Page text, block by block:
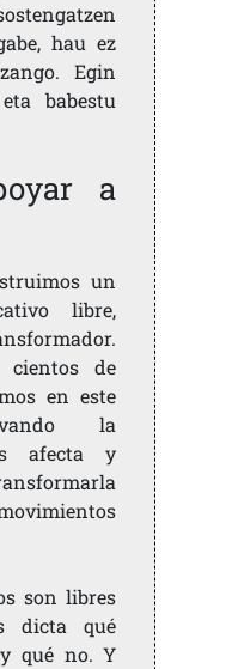
hau ez
Egin
babestu
a
un
libre,
de
en este
la
afecta y
son libres
dicta qué
qué no. Y